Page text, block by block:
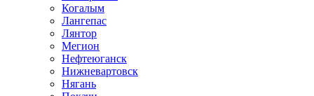
Когалым
Лангепас
Лянтор
Мегион
Нефтеюганск
Нижневартовск
Нягань